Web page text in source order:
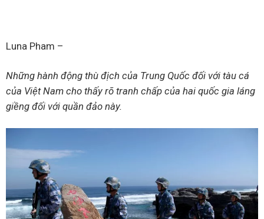
Luna Pham –
Những hành động thù địch của Trung Quốc đối với tàu cá
của Việt Nam cho thấy rõ tranh chấp của hai quốc gia láng
giềng đối với quần đảo này.